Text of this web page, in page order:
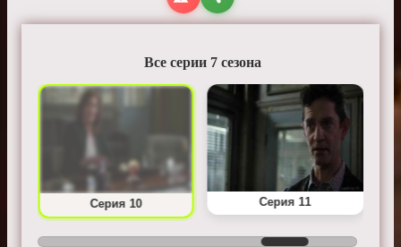
Все серии 7 сезона
Серия 10 Серия 11